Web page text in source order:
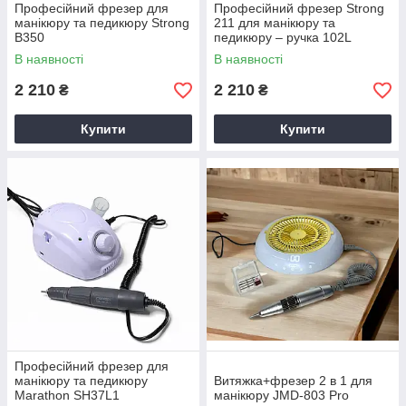
Професійний фрезер для
манікюру та педикюру Strong
B350
В наявності
2 210 ₴
Купити
Професійний фрезер Strong
211 для манікюру та
педикюру – ручка 102L
В наявності
2 210 ₴
Купити
Професійний фрезер для
манікюру та педикюру
Marathon SH37L1
Витяжка+фрезер 2 в 1 для
манікюру JMD-803 Pro